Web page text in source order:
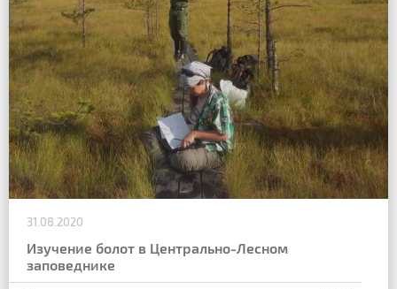
31.08.2020
Изучение болот в Центрально-Лесном
заповеднике